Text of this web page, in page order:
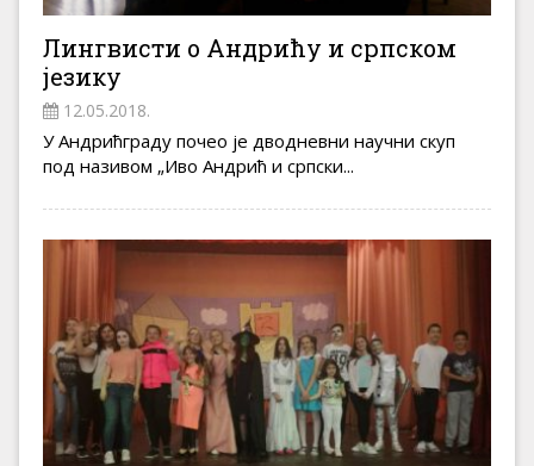
Лингвисти о Андрићу и српском
језику
12.05.2018.
У Андрићграду почео је дводневни научни скуп
под називом „Иво Андрић и српски...